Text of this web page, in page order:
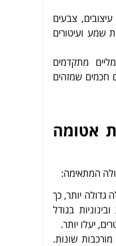
צבעים
שמע ועיטורים
מתקדמים
חכמים שמזהים
אטומה
המתאימה:
גדולה יותר, כך
בגודל
שונות.